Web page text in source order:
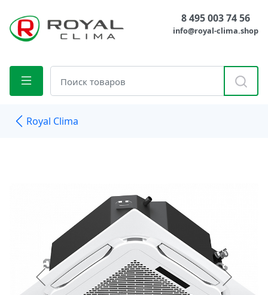
8 495 003 74 56
info@royal-clima.shop
Royal Clima